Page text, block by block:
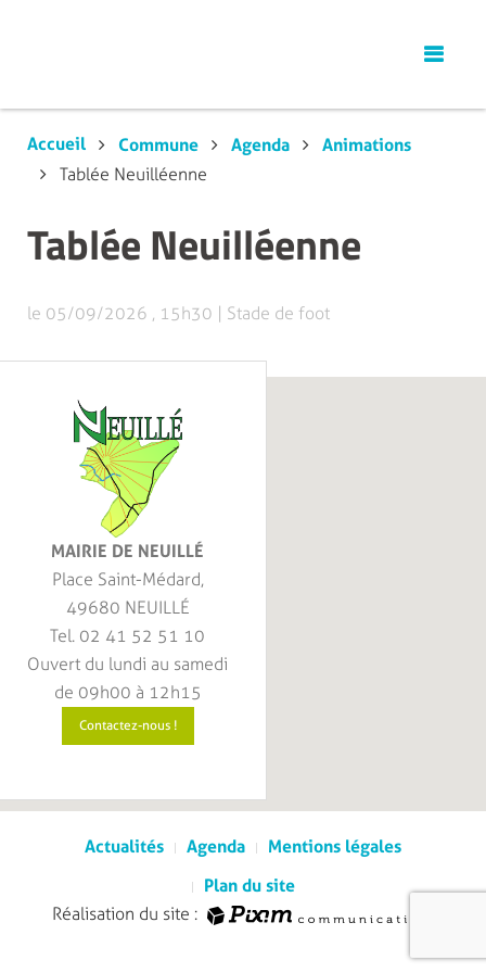
Accueil Commune Agenda
Animations
Tablée Neuilléenne
Tablée Neuilléenne
le 05/09/2026 , 15h30 | Stade de foot
MAIRIE DE NEUILLÉ
Place Saint-Médard,
49680 NEUILLÉ
Tel. 02 41 52 51 10
Ouvert du lundi au samedi
de 09h00 à 12h15
Contactez-nous !
Actualités Agenda
Mentions légales
Plan du site
Réalisation du site :